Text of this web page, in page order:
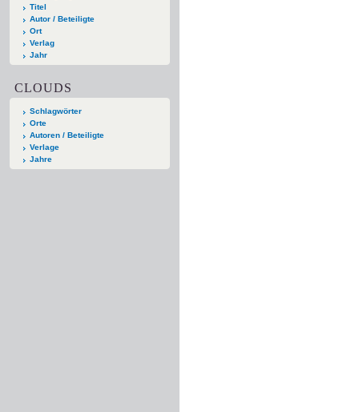
Titel
Autor / Beteiligte
Ort
Verlag
Jahr
CLOUDS
Schlagwörter
Orte
Autoren / Beteiligte
Verlage
Jahre